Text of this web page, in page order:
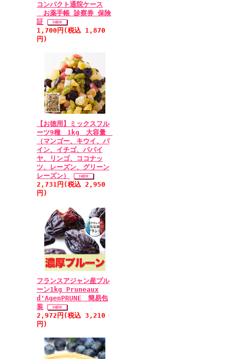
コンパクト通院ケース
お薬手帳 診察券 保険
証
1,700円(税込 1,870
円)
【お徳用】ミックスフル
ーツ9種 1kg 大容量
（マンゴー、キウイ、パ
イン、イチゴ、パパイ
ヤ、リンゴ、ココナッ
ツ、レーズン、グリーン
レーズン）
2,731円(税込 2,950
円)
フランスアジャン産プル
ーン1kg Pruneaux
d'AgenPRUNE 簡易包
装
2,972円(税込 3,210
円)